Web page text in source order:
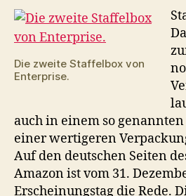
Die zweite Staffelbox von
Enterprise.
auch in einem so genannten
einer wertigeren
Auf den deutschen Seiten
Amazon ist vom 31.
Erscheinungstag die Rede.